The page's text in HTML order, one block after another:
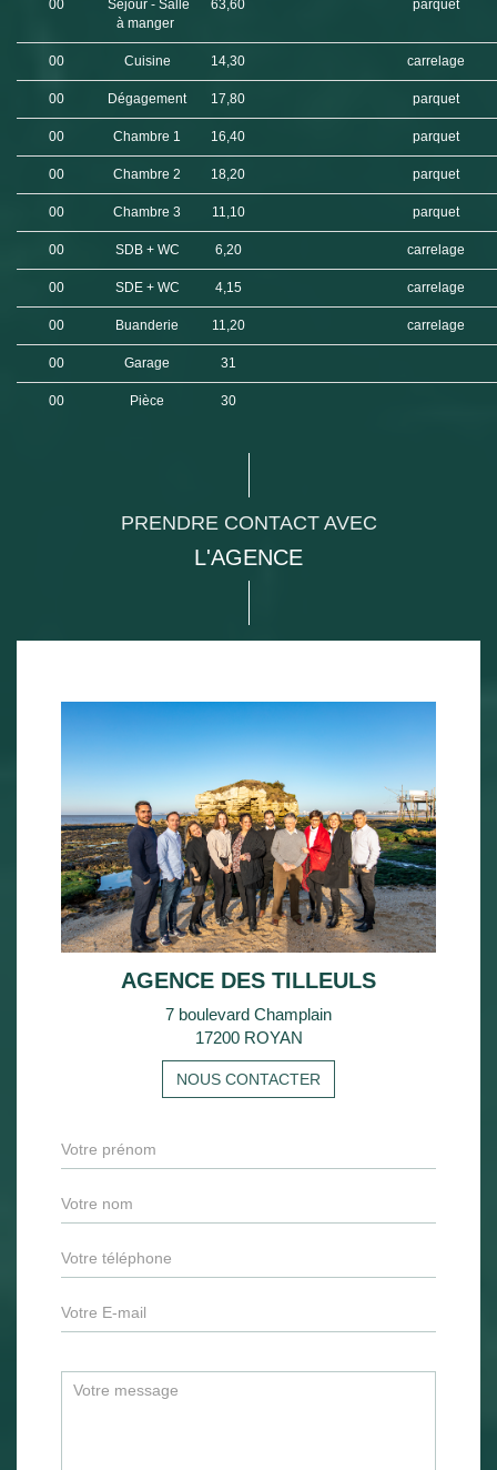
00
Séjour - Salle
à manger
63,60 parquet
00 Cuisine 14,30 carrelage
00 Dégagement 17,80 parquet
00 Chambre 1 16,40 parquet
00 Chambre 2 18,20 parquet
00 Chambre 3 11,10 parquet
00 SDB + WC 6,20 carrelage
00 SDE + WC 4,15 carrelage
00 Buanderie 11,20 carrelage
00 Garage 31
00 Pièce 30
PRENDRE CONTACT AVEC
L'AGENCE
AGENCE DES TILLEULS
7 boulevard Champlain
17200 ROYAN
NOUS CONTACTER